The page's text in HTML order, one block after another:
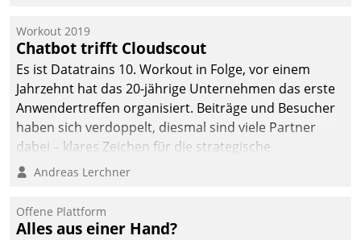
Einsparungen durch optimierte und automatisierte
Prozesse. Doch man darf nicht zu viel erwarten: Allein
mit der Einführung einer neuen Software ist es nicht
getan. Die Digitalisierung erfordert von Unternehmen
die Bereitschaft, sich zu überprüfen, zu hinterfragen
und zu verändern.
Workout 2019
Chatbot trifft Cloudscout
Es ist Datatrains 10. Workout in Folge, vor einem
Jahrzehnt hat das 20-jährige Unternehmen das erste
Anwendertreffen organisiert. Beiträge und Besucher
haben sich verdoppelt, diesmal sind viele Partner
dabei – klares Zeichen für die strategische
Fokussierung auf den Kunden.
Andreas Lerchner
Offene Plattform
Alles aus einer Hand?